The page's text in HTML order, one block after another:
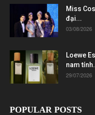
Miss
đại...
03/08/2026
Loewe
nam
29/07/2026
POPULAR POSTS